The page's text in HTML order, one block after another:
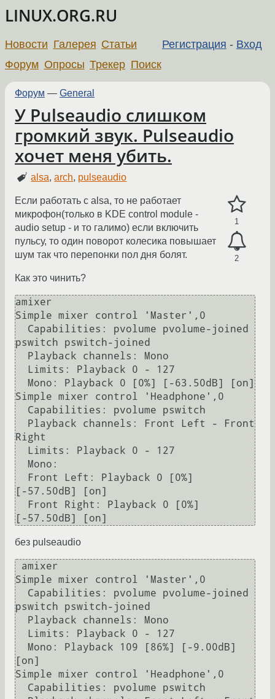
LINUX.ORG.RU
Регистрация - Вход
Новости Галерея Статьи
Форум Опросы Трекер Поиск
Форум — General
У Pulseaudio слишком
громкий звук. Pulseaudio
хочет меня убить.
alsa,arch, pulseaudio
1
2
Если работать с alsa, то не работает
микрофон(только в KDE control module -
audio setup - и то галимо) если включить
пульсу, то один поворот колесика повышает
шум так что перепонки пол дня болят.
Как это чинить?
amixer
Simple mixer control 'Master',0
pswitch pswitch-joined
Simple mixer control 'Headphone',0
Right
[-57.50dB] [on]
без pulseaudio
Simple mixer control 'Master',0
pswitch pswitch-joined
[on]
Simple mixer control 'Headphone',0